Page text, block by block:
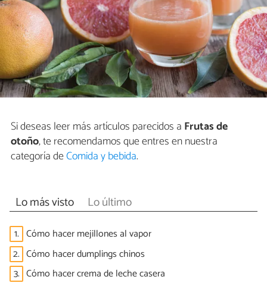
Si deseas leer más artículos parecidos a Frutas de
otoño, te recomendamos que entres en nuestra
categoría deComida y bebida.
Lo más visto Lo último
1. Cómo hacer mejillones al vapor
2. Cómo hacer dumplings chinos
3. Cómo hacer crema de leche casera